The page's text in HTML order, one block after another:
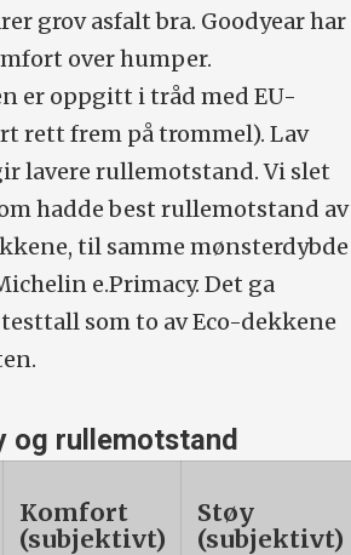
grov asfalt bra. Goodyear har
over humper.
er oppgitt i tråd med EU-
rett frem på trommel). Lav
lavere rullemotstand. Vi slet
hadde best rullemotstand av
til samme mønsterdybde
e.Primacy. Det ga
som to av Eco-dekkene
og rullemotstand
Komfort
(subjektivt)
Støy
(subjektivt)